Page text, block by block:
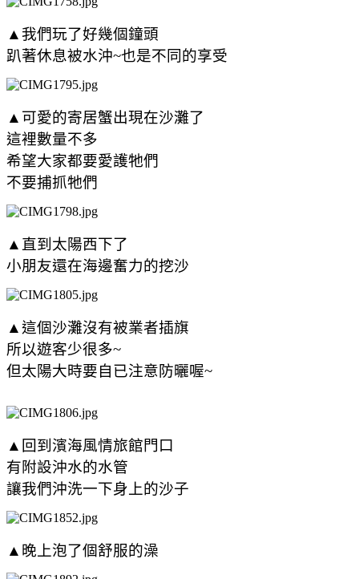
▲我們玩了好幾個鐘頭
趴著休息被水沖~也是不同的享受
▲可愛的寄居蟹出現在沙灘了
這裡數量不多
希望大家都要愛護牠們
不要捕抓牠們
▲直到太陽西下了
小朋友還在海邊奮力的挖沙
▲這個沙灘沒有被業者插旗
所以遊客少很多~
但太陽大時要自已注意防曬喔~
▲回到濱海風情旅館門口
有附設沖水的水管
讓我們沖洗一下身上的沙子
▲晚上泡了個舒服的澡